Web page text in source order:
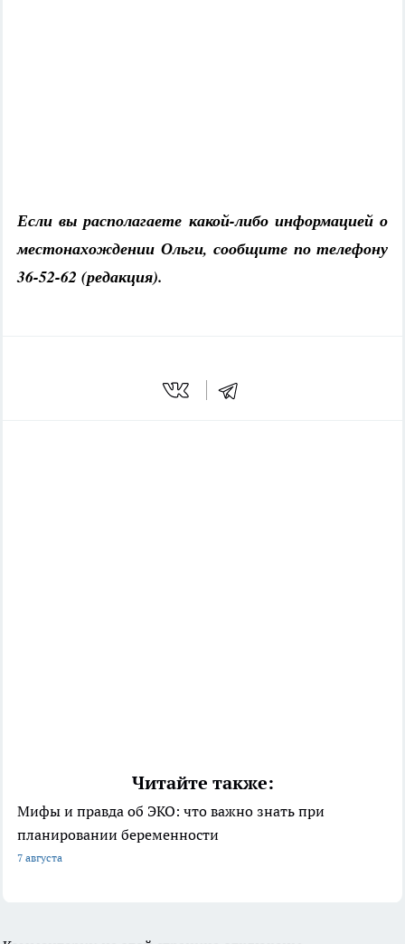
Если вы располагаете какой-либо информацией о
местонахождении Ольги, сообщите по телефону
36-52-62 (редакция).
Читайте также:
Мифы и правда об ЭКО: что важно знать при
планировании беременности
7 августа